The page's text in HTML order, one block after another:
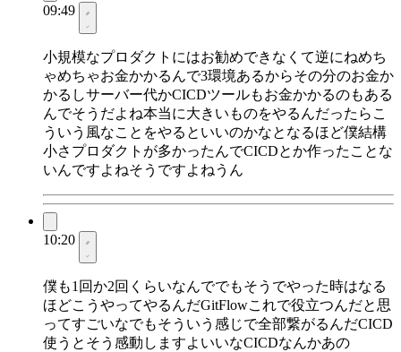
09:49
小規模なプロダクトにはお勧めできなくて逆にねめち
ゃめちゃお金かかるんで3環境あるからその分のお金か
かるしサーバー代かCICDツールもお金かかるのもある
んでそうだよね本当に大きいものをやるんだったらこ
ういう風なことをやるといいのかなとなるほど僕結構
小さプロダクトが多かったんでCICDとか作ったことな
いんですよねそうですよねうん
10:20
僕も1回か2回くらいなんででもそうでやった時はなる
ほどこうやってやるんだGitFlowこれで役立つんだと思
ってすごいなでもそういう感じで全部繋がるんだCICD
使うとそう感動しますよいいなCICDなんかあの